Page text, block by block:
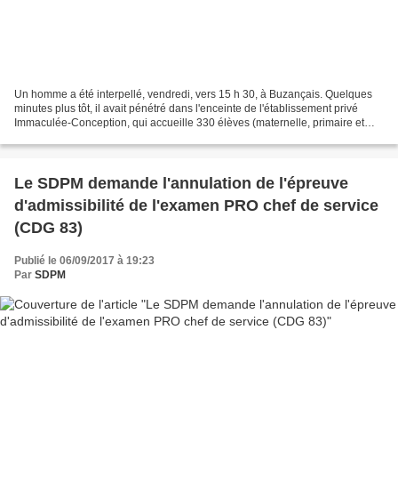
Un homme a été interpellé, vendredi, vers 15 h 30, à Buzançais. Quelques
minutes plus tôt, il avait pénétré dans l'enceinte de l'établissement privé
Immaculée-Conception, qui accueille 330 élèves (maternelle, primaire et
Le SDPM demande l'annulation de l'épreuve
d'admissibilité de l'examen PRO chef de service
(CDG 83)
Publié le 06/09/2017 à 19:23
Par SDPM